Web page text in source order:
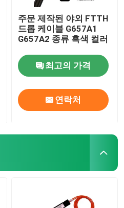
주문 제작된 야외 FTTH
드롭 케이블 G657A1
G657A2 종류 흑색 컬러
최고의 가격
연락처